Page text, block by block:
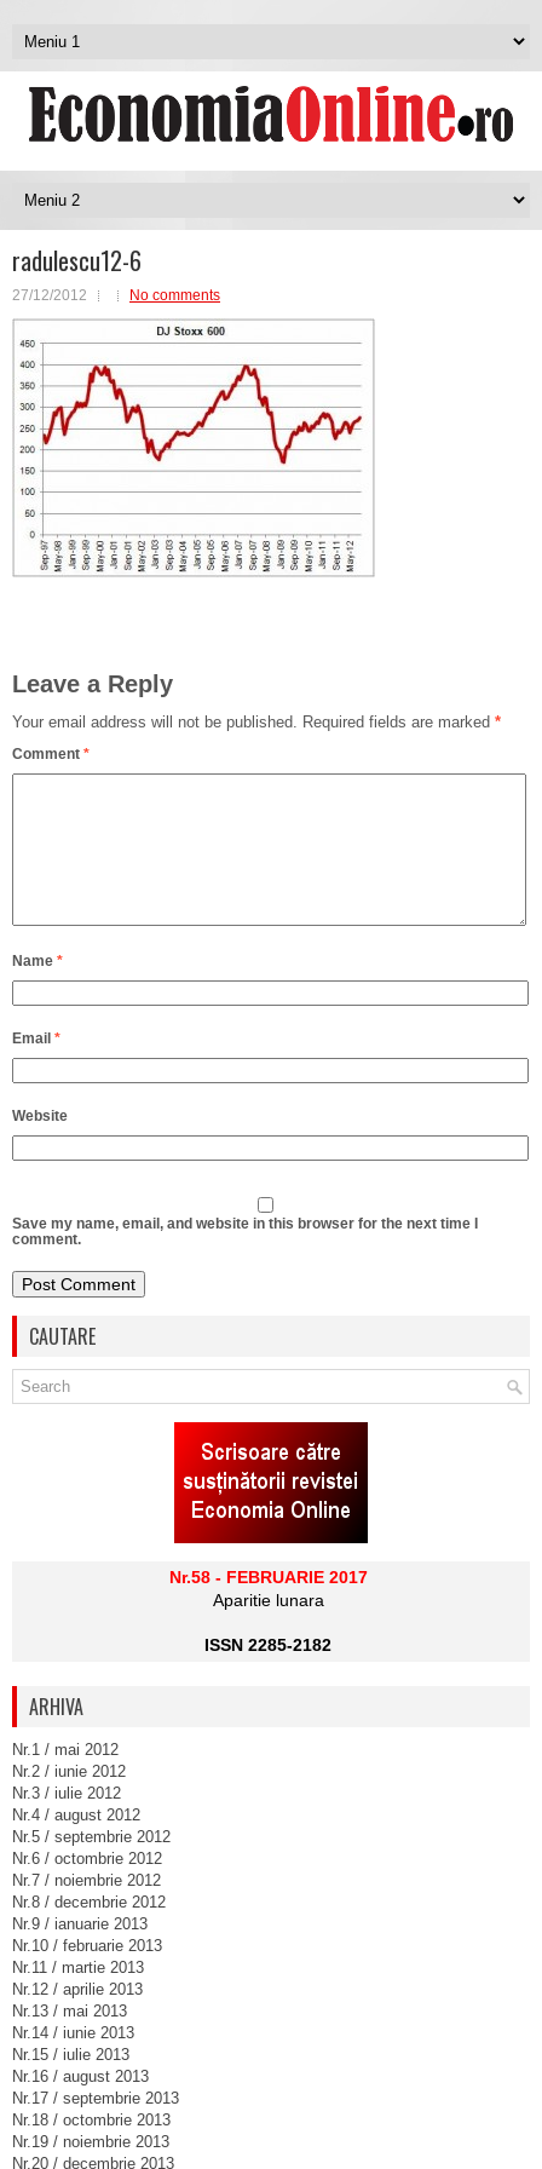
radulescu12-6
27/12/2012 No comments
Leave a Reply
Your email address will not be published. Required fields are marked *
Comment *
Name *
Email *
Website
Save my name, email, and website in this browser for the next time I
comment.
CAUTARE
Nr.58 - FEBRUARIE 2017
Aparitie lunara
ISSN 2285-2182
ARHIVA
Nr.1 / mai 2012
Nr.2 / iunie 2012
Nr.3 / iulie 2012
Nr.4 / august 2012
Nr.5 / septembrie 2012
Nr.6 / octombrie 2012
Nr.7 / noiembrie 2012
Nr.8 / decembrie 2012
Nr.9 / ianuarie 2013
Nr.10 / februarie 2013
Nr.11 / martie 2013
Nr.12 / aprilie 2013
Nr.13 / mai 2013
Nr.14 / iunie 2013
Nr.15 / iulie 2013
Nr.16 / august 2013
Nr.17 / septembrie 2013
Nr.18 / octombrie 2013
Nr.19 / noiembrie 2013
Nr.20 / decembrie 2013